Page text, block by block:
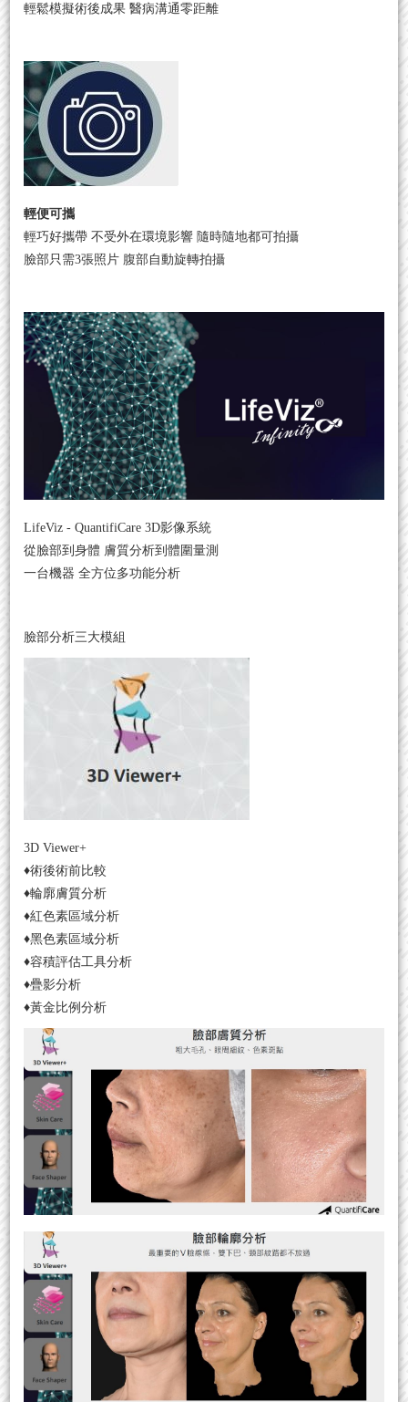
輕鬆模擬術後成果 醫病溝通零距離
輕便可攜
輕巧好攜帶 不受外在環境影響 隨時隨地都可拍攝
臉部只需3張照片 腹部自動旋轉拍攝
LifeViz - QuantifiCare 3D影像系統
從臉部到身體 膚質分析到體圍量測
一台機器 全方位多功能分析
臉部分析三大模組
3D Viewer+
♦術後術前比較
♦輪廓膚質分析
♦紅色素區域分析
♦黑色素區域分析
♦容積評估工具分析
♦疊影分析
♦黃金比例分析